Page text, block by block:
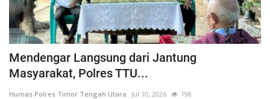
OPINI
Mendengar Langsung dari Jantung
Masyarakat, Polres TTU...
Humas Polres Timor Tengah Utara Jul 10, 2026 198